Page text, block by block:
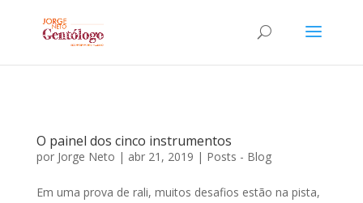
O painel dos cinco instrumentos
por Jorge Neto | abr 21, 2019 | Posts - Blog
Em uma prova de rali, muitos desafios estão na pista,